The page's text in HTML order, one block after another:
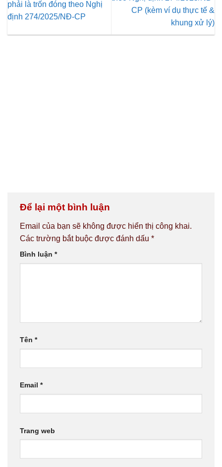
phải là trốn đóng theo Nghị
định 274/2025/NĐ-CP
CP (kèm ví dụ thực tế &
khung xử lý)
Để lại một bình luận
Email của bạn sẽ không được hiển thị công khai.
Các trường bắt buộc được đánh dấu *
Bình luận *
Tên *
Email *
Trang web